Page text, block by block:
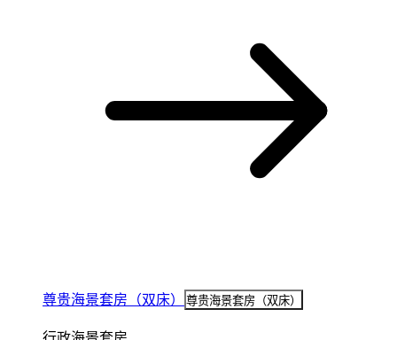
尊贵海景套房（双床） 尊贵海景套房（双床）